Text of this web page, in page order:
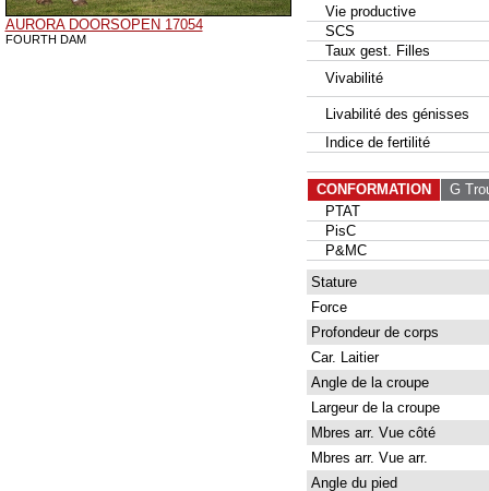
AURORA DOORSOPEN 17054
FOURTH DAM
Vie productive
SCS
Taux gest. Filles
Vivabilité
Livabilité des génisses
Indice de fertilité
CONFORMATION
G
PTAT
PisC
P&MC
Stature
Force
Profondeur de corps
Car. Laitier
Angle de la croupe
Largeur de la croupe
Mbres arr. Vue côté
Mbres arr. Vue arr.
Angle du pied